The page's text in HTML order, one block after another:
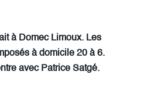
à Domec Limoux. Les
à domicile 20 à 6.
avec Patrice Satgé.